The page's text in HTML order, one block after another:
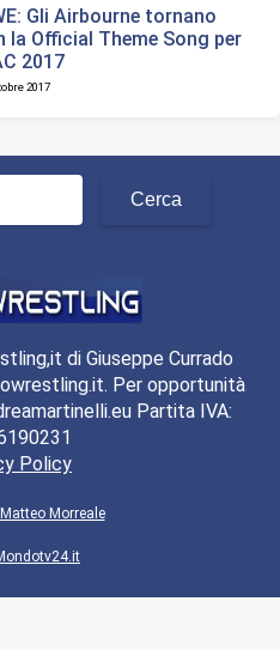
Gli Airbourne tornano
la Official Theme Song per
2017
2017
di Giuseppe Currado
Per opportunità
Partita IVA:
Policy
Matteo Morreale